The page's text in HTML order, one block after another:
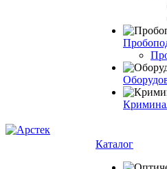
Каталог